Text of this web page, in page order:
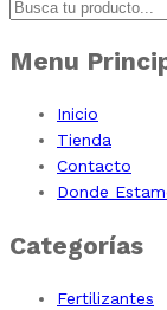
Menu
Inicio
Tienda
Contacto
Donde
Categorías
Fertilizantes